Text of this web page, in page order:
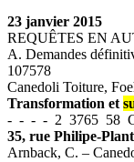
23 janvier 2015
REQUÊTES EN
A. Demandes
107578
Canedoli Toiture,
Transformation et
- - - - 2 3765 58
35, rue Philipe-
Arnback, C. –